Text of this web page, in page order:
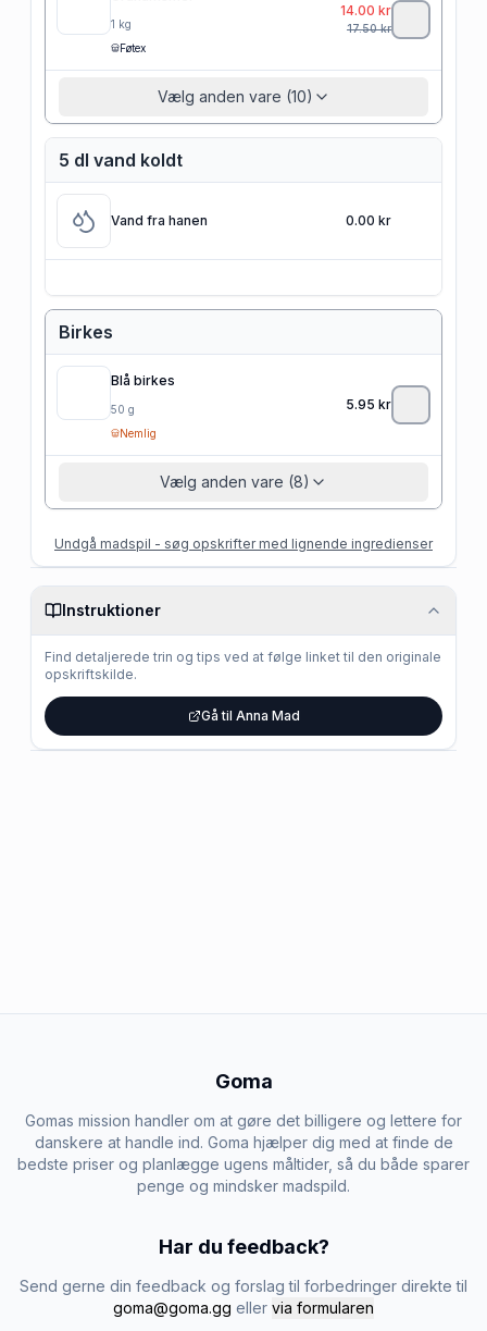
1 kg
Føtex
14.00 kr
17.50kr
Vælg anden vare (10)
5 dl vand koldt
Vand fra hanen 0.00 kr
Birkes
Blå birkes
50 g
Nemlig
5.95 kr
Vælg anden vare (8)
Undgå madspil - søg opskrifter med lignende ingredienser
Instruktioner
Find detaljerede trin og tips ved at følge linket til den originale
opskriftskilde.
Gå til Anna Mad
Goma
Gomas mission handler om at gøre det billigere og lettere for
danskere at handle ind. Goma hjælper dig med at finde de
bedste priser og planlægge ugens måltider, så du både sparer
penge og mindsker madspild.
Har du feedback?
Send gerne din feedback og forslag til forbedringer direkte til
goma@goma.gg eller via formularen